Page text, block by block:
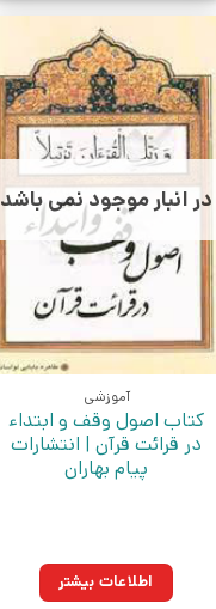
در انبار موجود نمی باشد
آموزشی
کتاب اصول وقف و ابتداء
در قرائت قرآن | انتشارات
پیام بهاران
اطلاعات بیشتر